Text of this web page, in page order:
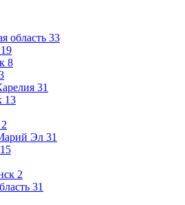
область 33
19
8
31
13
2
Эл 31
15
2
31